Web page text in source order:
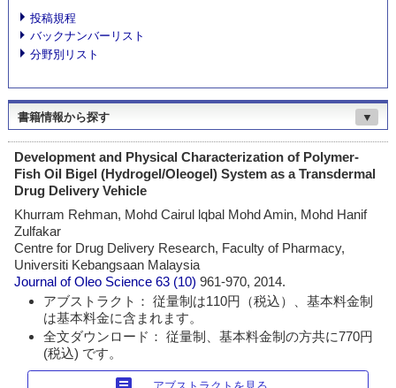
投稿規程
バックナンバーリスト
分野別リスト
書籍情報から探す ▼
Development and Physical Characterization of Polymer-
Fish Oil Bigel (Hydrogel/Oleogel) System as a Transdermal
Drug Delivery Vehicle
Khurram Rehman, Mohd Cairul lqbal Mohd Amin, Mohd Hanif
Zulfakar
Centre for Drug Delivery Research, Faculty of Pharmacy,
Universiti Kebangsaan Malaysia
Journal of Oleo Science 63 (10)961-970, 2014.
アブストラクト： 従量制は110円（税込）、基本料金制
は基本料金に含まれます。
全文ダウンロード： 従量制、基本料金制の方共に770円
(税込) です。